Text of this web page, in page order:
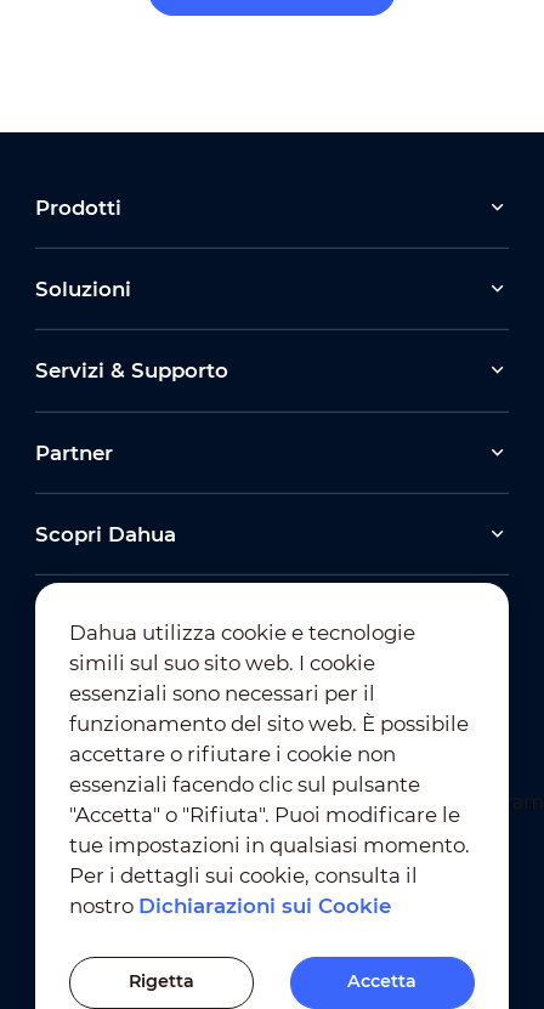
Prodotti
Soluzioni
Servizi & Supporto
Partner
Scopri Dahua
Iscrizione alla Newsletter
Condizioni D'Uso ｜
Conformità alla Privacy
Impostazioni dei Cookie
Dahua utilizza cookie e tecnologie
simili sul suo sito web. I cookie
essenziali sono necessari per il
funzionamento del sito web. È possibile
accettare o rifiutare i cookie non
essenziali facendo clic sul pulsante
"Accetta" o "Rifiuta". Puoi modificare le
tue impostazioni in qualsiasi momento.
Per i dettagli sui cookie, consulta il
nostro Dichiarazioni sui Cookie
Rigetta Accetta